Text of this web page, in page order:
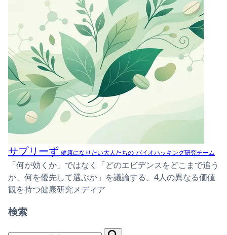
サプリーず 健康になりたい大人たちの バイオハッキング研究チーム
「何が効くか」ではなく「どのエビデンスをどこまで追う
か、何を優先して選ぶか」を議論する、4人の異なる価値
観を持つ健康研究メディア
検索